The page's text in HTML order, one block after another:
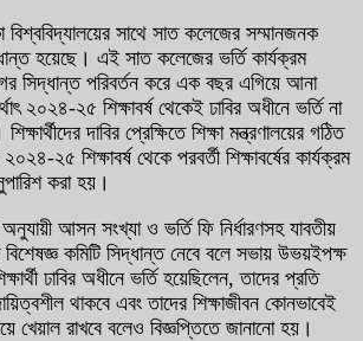
বিশ্ববিদ্যালয়ের সাথে সাত কলেজের সম্মানজনক
হয়েছে। এই সাত কলেজের ভর্তি কার্যক্রম
সিদ্ধান্ত পরিবর্তন করে এক বছর এগিয়ে আনা
২০২৪-২৫ শিক্ষাবর্ষ থেকেই ঢাবির অধীনে ভর্তি না
দাবির প্রেক্ষিতে শিক্ষা মন্ত্রণালয়ের গঠিত
২৫ শিক্ষাবর্ষ থেকে পরবর্তী শিক্ষাবর্ষের কার্যক্রম
করা হয়।
অনুযায়ী আসন সংখ্যা ও ভর্তি ফি নির্ধারণসহ যাবতীয়
বিশেষজ্ঞ কমিটি সিদ্ধান্ত নেবে বলে সভায় ‍উভয়ইপক্ষ
ঢাবির অধীনে ভর্তি হয়েছিলেন, তাদের প্রতি
থাকবে এবং তাদের শিক্ষাজীবন কোনভাবেই
খেয়াল রাখবে বলেও বিজ্ঞপ্তিতে জানানো হয়।